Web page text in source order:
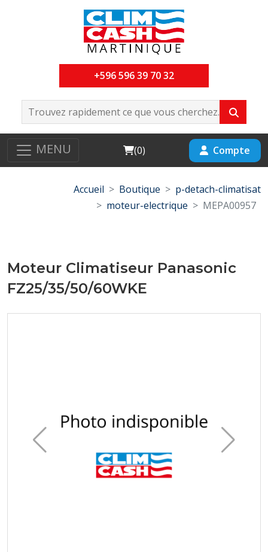
+596 596 39 70 32
MENU Cart
(0) Compte
Accueil Boutique
p-detach-climatisat
moteur-electrique
MEPA00957
Moteur Climatiseur Panasonic
FZ25/35/50/60WKE